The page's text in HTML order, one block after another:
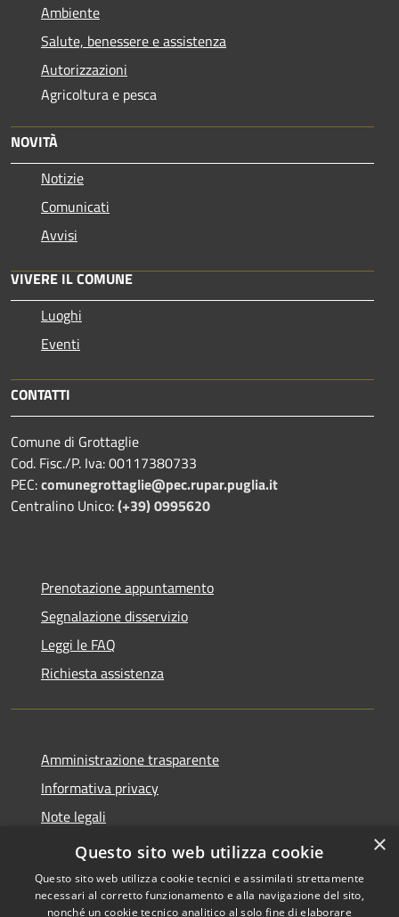
Ambiente
Salute, benessere e assistenza
Autorizzazioni
Agricoltura e pesca
NOVITÀ
Notizie
Comunicati
Avvisi
VIVERE IL COMUNE
Luoghi
Eventi
CONTATTI
Comune di Grottaglie
Cod. Fisc./P. Iva: 00117380733
PEC:comunegrottaglie@pec.rupar.puglia.it
Centralino Unico:(+39) 0995620
Prenotazione appuntamento
Segnalazione disservizio
Leggi le FAQ
Richiesta assistenza
Amministrazione trasparente
Informativa privacy
Note legali
Dichiarazione di accessibilità
×
Questo sito web utilizza cookie
Questo sito web utilizza cookie tecnici e assimilati strettamente
necessari al corretto funzionamento e alla navigazione del sito,
nonché un cookie tecnico analitico al solo fine di elaborare